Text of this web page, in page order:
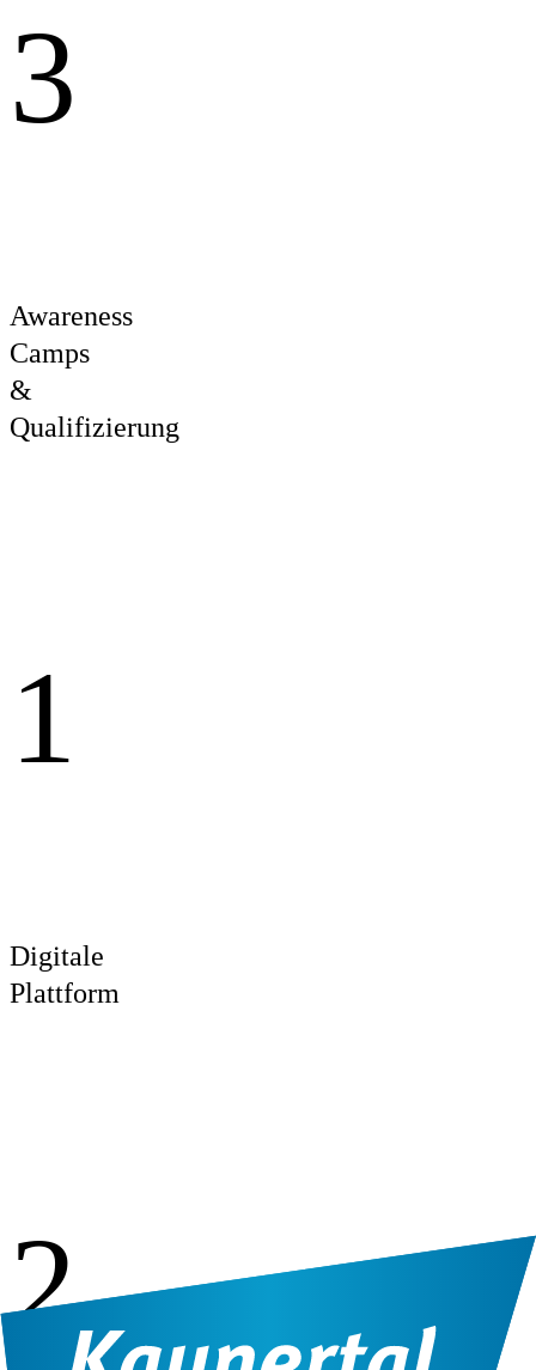
3
Awareness
Camps
&
Qualifizierung
1
Digitale
Plattform
2